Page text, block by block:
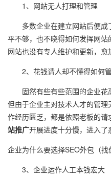
1、网站无人打理和管理
多数企业在建立网站后便成
平不够，也不晓得如何发挥网站
网站也没有专人维护和更新，愈
2、花钱请人却不懂得如何
固然有些有些范围的企业花
但由于企业主对技术人才的管
作经历匮乏，都是依照老板的
站推广开展进度十分慢，进入了
企业为什么要选择SEO外包（
3、企业运作人工本钱宏大